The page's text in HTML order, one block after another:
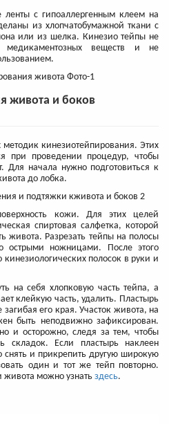
с гипоаллергенным клеем на
из хлопчатобумажной ткани с
или из шелка. Кинезио тейпы не
веществ и не
живота и боков
кинезиотейпирования. Этих
при проведении процедур, чтобы
Для начала нужно подготовиться к
до лобка.
кожи. Для этих целей
спиртовая салфетка, которой
живота. Разрезать тейпы на полосы
острыми ножницами. После этого
кинезиологических полосок в руки и
на себя хлопковую часть тейпа, а
клейкую часть, удалить. Пластырь
его края. Участок живота, на
быть неподвижно зафиксирован.
и осторожно, следя за тем, чтобы
складок. Если пластырь наклеен
снять и прикрепить другую широкую
один и тот же тейп повторно.
живота можно узнать здесь.